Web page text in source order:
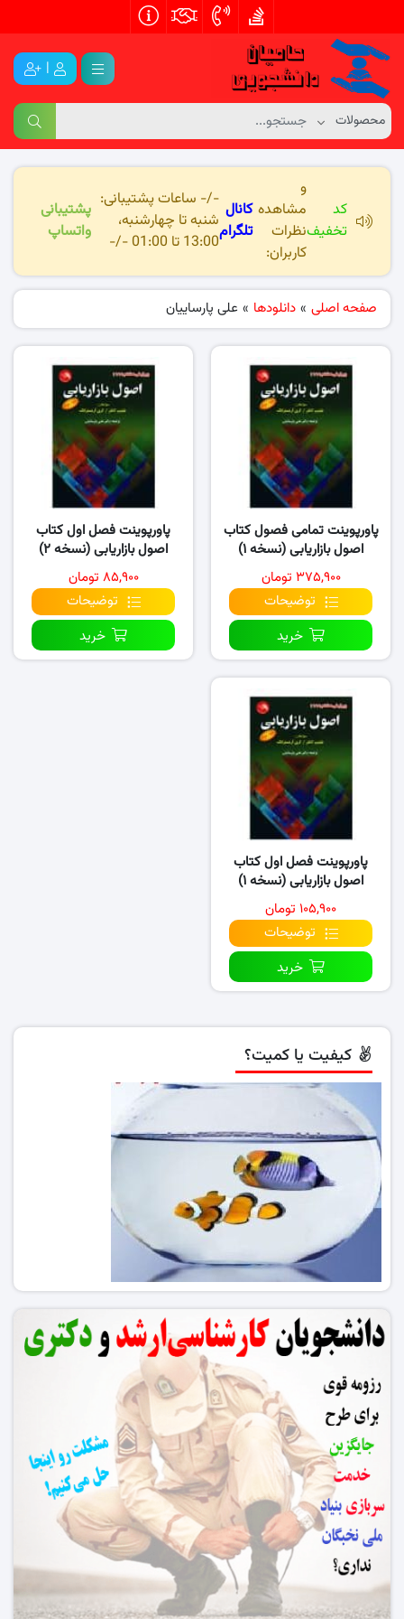
|
کد
تخفیف
و
مشاهده
نظرات
کاربران:
کانال
تلگرام
-/- ساعات پشتیبانی:
شنبه تا چهارشنبه،
13:00 تا 01:00 -/-
پشتیبانی
واتساپ
صفحه اصلی » دانلودها » علی پارساییان
پاورپوینت تمامی فصول کتاب
اصول بازاریابی (نسخه ۱)
۳۷۵,۹۰۰ تومان
توضیحات
خرید
پاورپوینت فصل اول کتاب
اصول بازاریابی (نسخه ۲)
۸۵,۹۰۰ تومان
توضیحات
خرید
پاورپوینت فصل اول کتاب
اصول بازاریابی (نسخه ۱)
۱۰۵,۹۰۰ تومان
توضیحات
خرید
کیفیت یا کمیت؟